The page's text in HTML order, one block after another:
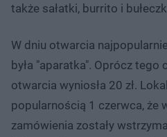
także sałatki, burrito i
W dniu otwarcia
była "aparatka". Oprócz tego
otwarcia wyniosła 20 zł.
popularnością 1 czerwca, że
zamówienia zostały